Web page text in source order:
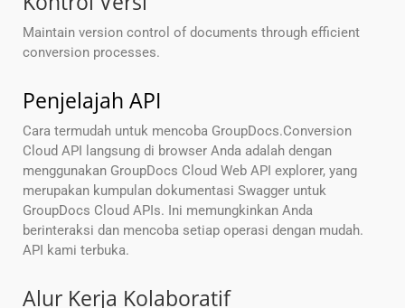
Maintain version control of documents through efficient
conversion processes.
Penjelajah API
Cara termudah untuk mencoba GroupDocs.Conversion
Cloud API langsung di browser Anda adalah dengan
menggunakan GroupDocs Cloud Web API explorer, yang
merupakan kumpulan dokumentasi Swagger untuk
GroupDocs Cloud APIs. Ini memungkinkan Anda
berinteraksi dan mencoba setiap operasi dengan mudah.
API kami terbuka.
Alur Kerja Kolaboratif